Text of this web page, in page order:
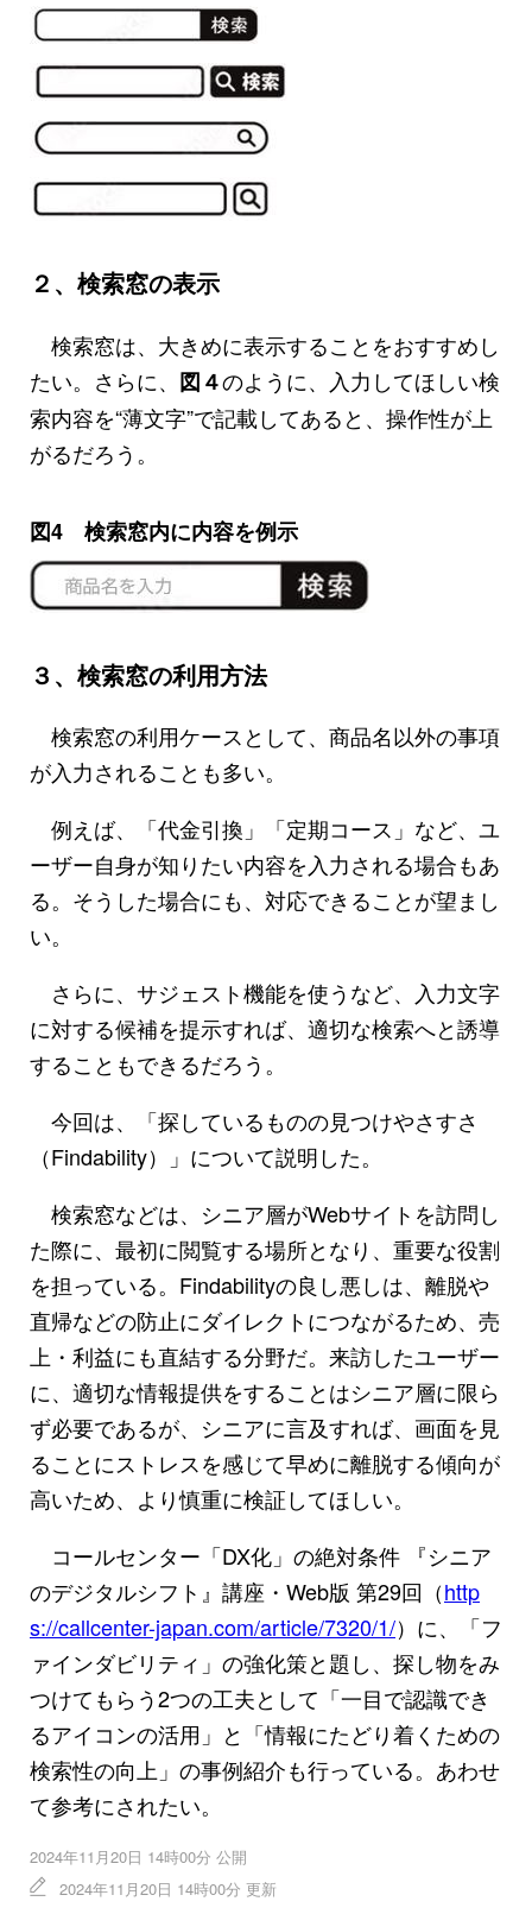
２、検索窓の表示
検索窓は、大きめに表示することをおすすめし
たい。さらに、 図４のように、入力してほしい検
索内容を“薄文字”で記載してあると、操作性が上
がるだろう。
図4 検索窓内に内容を例示
３、検索窓の利用方法
検索窓の利用ケースとして、商品名以外の事項
が入力されることも多い。
例えば、「代金引換」「定期コース」など、ユ
ーザー自身が知りたい内容を入力される場合もあ
る。そうした場合にも、対応できることが望まし
い。
さらに、サジェスト機能を使うなど、入力文字
に対する候補を提示すれば、適切な検索へと誘導
することもできるだろう。
今回は、「探しているものの見つけやさすさ
（Findability）」について説明した。
検索窓などは、シニア層がWebサイトを訪問し
た際に、最初に閲覧する場所となり、重要な役割
を担っている。Findabilityの良し悪しは、離脱や
直帰などの防止にダイレクトにつながるため、売
上・利益にも直結する分野だ。来訪したユーザー
に、適切な情報提供をすることはシニア層に限ら
ず必要であるが、シニアに言及すれば、画面を見
ることにストレスを感じて早めに離脱する傾向が
高いため、より慎重に検証してほしい。
コールセンター「DX化」の絶対条件 『シニア
のデジタルシフト』講座・Web版 第29回（http
s://callcenter-japan.com/article/7320/1/）に、「フ
ァインダビリティ」の強化策と題し、探し物をみ
つけてもらう2つの工夫として「一目で認識でき
るアイコンの活用」と「情報にたどり着くための
検索性の向上」の事例紹介も行っている。あわせ
て参考にされたい。
2024年11月20日 14時00分 公開
2024年11月20日 14時00分 更新